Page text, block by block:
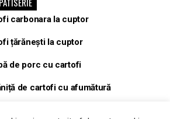
carbonara la cuptor
țărănești la cuptor
de porc cu cartofi
de cartofi cu afumătură